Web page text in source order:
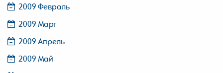
2009 Февраль
2009 Март
2009 Апрель
2009 Май